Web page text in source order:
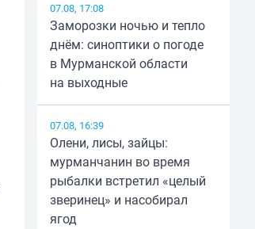
07.08, 17:08
Заморозки ночью и тепло
днём: синоптики о погоде
в Мурманской области
на выходные
07.08, 16:39
Олени, лисы, зайцы:
мурманчанин во время
рыбалки встретил «целый
зверинец» и насобирал
ягод